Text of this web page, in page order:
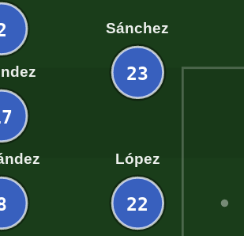
23
Sánchez
22
López